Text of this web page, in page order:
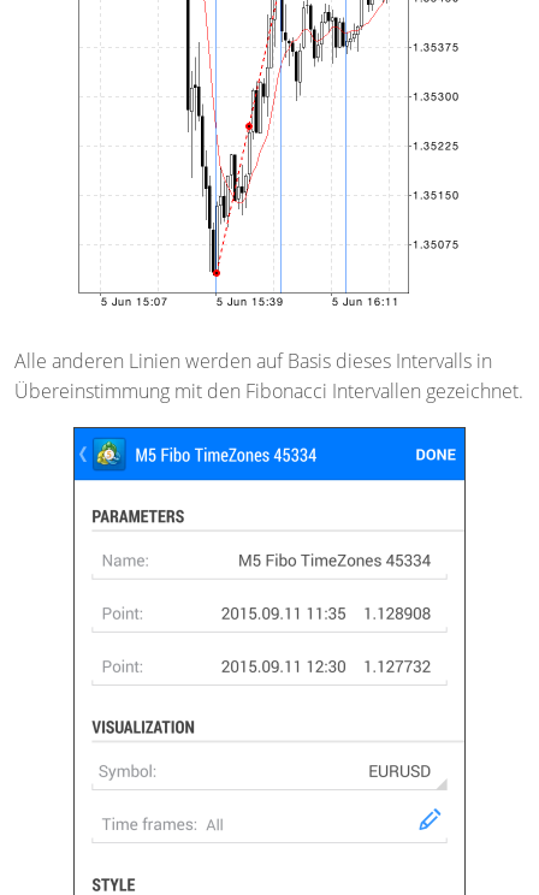
Alle anderen Linien werden auf Basis dieses Intervalls in
Übereinstimmung mit den Fibonacci Intervallen gezeichnet.